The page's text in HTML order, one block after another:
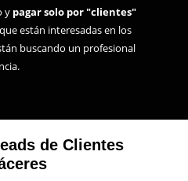
y pagar solo por "clientes"
están interesadas en los
buscando un profesional
de Clientes